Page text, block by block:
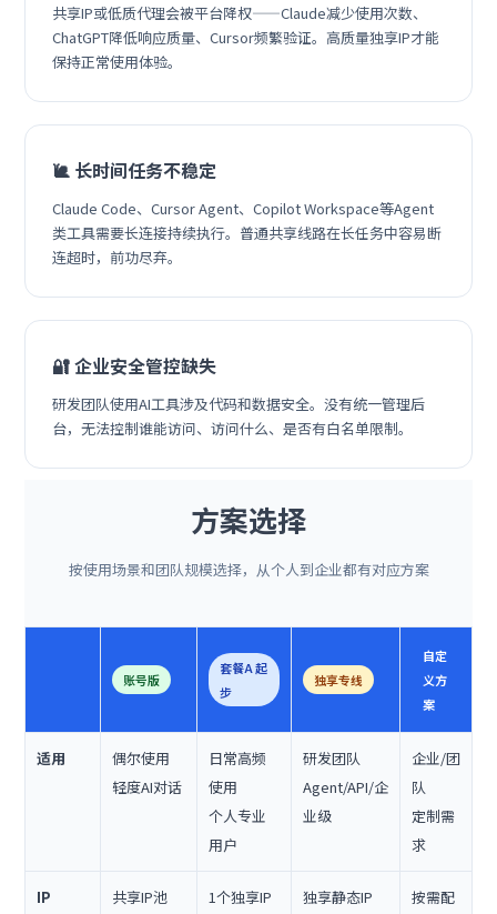
共享IP或低质代理会被平台降权——Claude减少使用次数、
ChatGPT降低响应质量、Cursor频繁验证。高质量独享IP才能
保持正常使用体验。
🐌 长时间任务不稳定
Claude Code、Cursor Agent、Copilot Workspace等Agent
类工具需要长连接持续执行。普通共享线路在长任务中容易断
连超时，前功尽弃。
🔐 企业安全管控缺失
研发团队使用AI工具涉及代码和数据安全。没有统一管理后
台，无法控制谁能访问、访问什么、是否有白名单限制。
方案选择
按使用场景和团队规模选择，从个人到企业都有对应方案
账号版
套餐A 起
步
独享专线
自定
义方
案
适用
偶尔使用
轻度AI对话
日常高频
使用
个人专业
用户
研发团队
Agent/API/企
业级
企业/团
队
定制需
求
IP 共享IP池 1个独享IP 独享静态IP
按需配